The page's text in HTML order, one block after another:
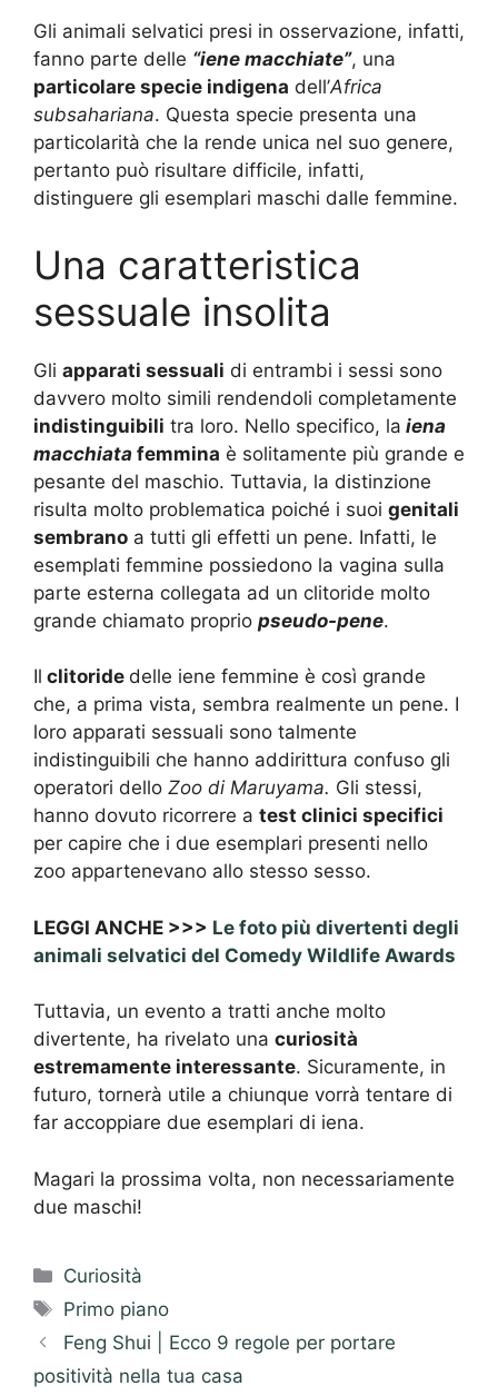
Gli animali selvatici presi in osservazione, infatti,
fanno parte delle “iene macchiate”, una
particolare specie indigena dell’Africa
subsahariana. Questa specie presenta una
particolarità che la rende unica nel suo genere,
pertanto può risultare difficile, infatti,
distinguere gli esemplari maschi dalle femmine.
Una caratteristica
sessuale insolita
Gli apparati sessuali di entrambi i sessi sono
davvero molto simili rendendoli completamente
indistinguibili tra loro. Nello specifico, la iena
macchiata femmina è solitamente più grande e
pesante del maschio. Tuttavia, la distinzione
risulta molto problematica poiché i suoi genitali
sembrano a tutti gli effetti un pene. Infatti, le
esemplati femmine possiedono la vagina sulla
parte esterna collegata ad un clitoride molto
grande chiamato proprio pseudo-pene.
Il clitoride delle iene femmine è così grande
che, a prima vista, sembra realmente un pene. I
loro apparati sessuali sono talmente
indistinguibili che hanno addirittura confuso gli
operatori dello Zoo di Maruyama. Gli stessi,
hanno dovuto ricorrere a test clinici specifici
per capire che i due esemplari presenti nello
zoo appartenevano allo stesso sesso.
LEGGI ANCHE >>> Le foto più divertenti degli
animali selvatici del Comedy Wildlife Awards
Tuttavia, un evento a tratti anche molto
divertente, ha rivelato una curiosità
estremamente interessante. Sicuramente, in
futuro, tornerà utile a chiunque vorrà tentare di
far accoppiare due esemplari di iena.
Magari la prossima volta, non necessariamente
due maschi!
Categorie
Curiosità
Tag
Primo piano
Feng Shui | Ecco 9 regole per portare
positività nella tua casa